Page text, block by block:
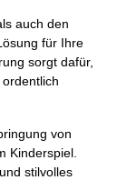
auch den
für Ihre
sorgt dafür,
von
Kinderspiel.
stilvolles